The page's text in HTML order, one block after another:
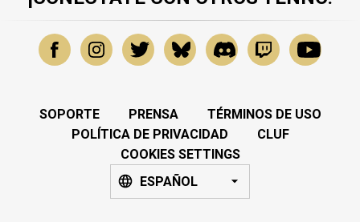
SOPORTE PRENSA
TÉRMINOS DE USO
POLÍTICA DE PRIVACIDAD
CLUF
COOKIES SETTINGS
ESPAÑOL